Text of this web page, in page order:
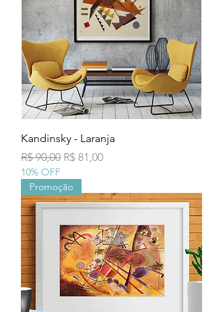
Kandinsky - Laranja
Preço normal
R$ 90,00 Preço promocional
R$ 81,00
10% OFF
Promoção